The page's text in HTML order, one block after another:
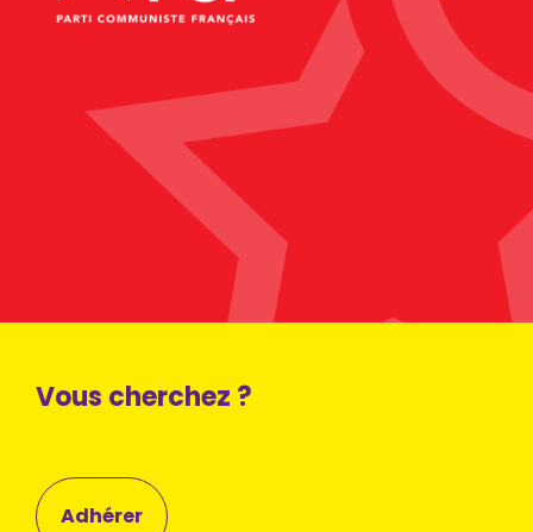
Vous cherchez ?
Adhérer